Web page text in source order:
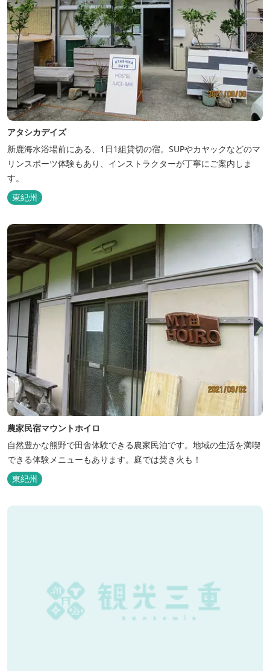
アタシカデイズ
新鹿海水浴場前にある、1日1組貸切の宿。SUPやカヤックなどのマ
リンスポーツ体験もあり、インストラクターが丁寧にご案内しま
す。
東紀州
農家民宿マウントホイロ
自然豊かな熊野で田舎体験できる農家民泊です。地域の生活を満喫
できる体験メニューもあります。庭では焚き火も！
東紀州